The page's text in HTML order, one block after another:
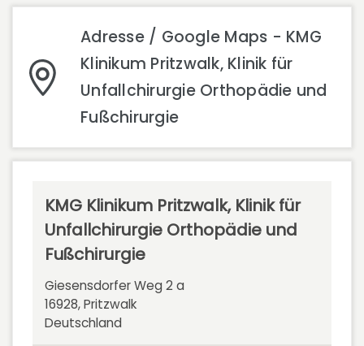
Adresse / Google Maps - KMG
Klinikum Pritzwalk, Klinik für
Unfallchirurgie Orthopädie und
Fußchirurgie
KMG Klinikum Pritzwalk, Klinik für
Unfallchirurgie Orthopädie und
Fußchirurgie
Giesensdorfer Weg 2 a
16928, Pritzwalk
Deutschland